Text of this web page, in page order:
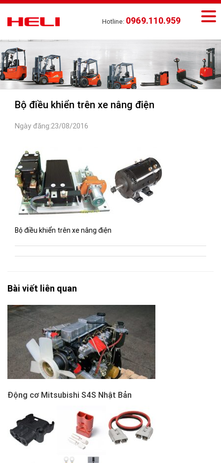
Hotline: 0969.110.959
Bộ điều khiển trên xe nâng điện
Ngày đăng:23/08/2016
Bộ điều khiển trên xe nâng điện
Bài viết liên quan
Động cơ Mitsubishi S4S Nhật Bản